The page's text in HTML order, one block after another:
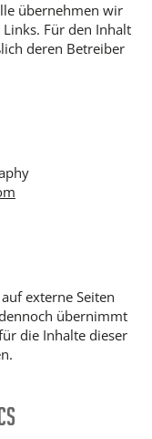
übernehmen wir
Für den Inhalt
deren Betreiber
externe Seiten
übernimmt
die Inhalte dieser